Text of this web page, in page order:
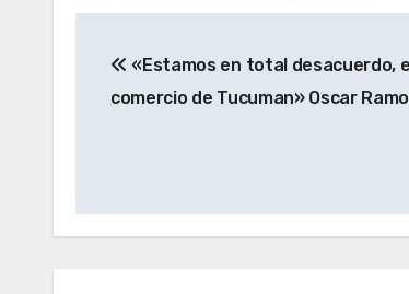
«Estamos en total desacuerdo,
comercio de Tucuman» Oscar